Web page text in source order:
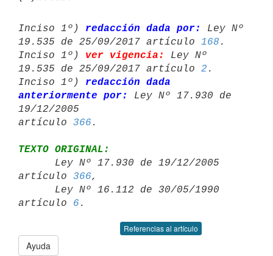
Inciso 1º) redacción dada por:
Ley Nº
19.535 de 25/09/2017 artículo 168 .
Inciso 1º) ver vigencia:
Ley Nº
19.535 de 25/09/2017 artículo 2 .
Inciso 1º) redacción dada
anteriormente por:
Ley Nº 17.930 de
19/12/2005
artículo 366
TEXTO ORIGINAL:
artículo 366,
artículo 6
Referencias al artículo
Ayuda